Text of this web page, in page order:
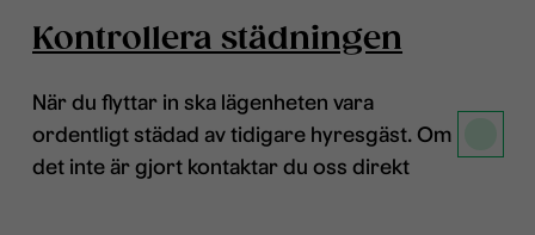
Kontrollera städningen
När du flyttar in ska lägenheten vara
ordentligt städad av tidigare hyresgäst. Om
det inte är gjort kontaktar du oss direkt